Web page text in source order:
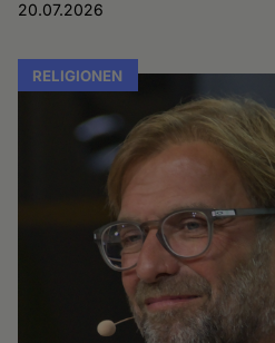
20.07.2026
RELIGIONEN